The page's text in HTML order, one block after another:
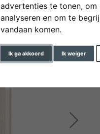
advertenties te tonen,
analyseren en om te
vandaan komen.
Ik ga akkoord Ik weiger
Verder